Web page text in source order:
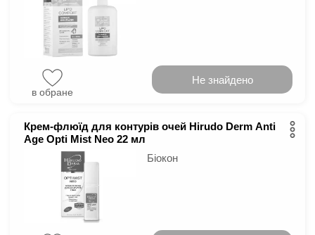
в обране
Не знайдено
Крем-флюїд для контурів очей Hirudo Derm Anti
Age Opti Mist Neo 22 мл
Біокон